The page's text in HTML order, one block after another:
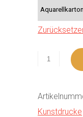
Kunstdrucke